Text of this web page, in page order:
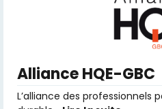
Alliance HQE-GBC
L’alliance des professionnels